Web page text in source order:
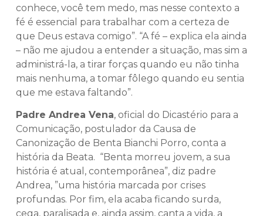
conhece, você tem medo, mas nesse contexto a
fé é essencial para trabalhar com a certeza de
que Deus estava comigo”. “A fé – explica ela ainda
– não me ajudou a entender a situação, mas sim a
administrá-la, a tirar forças quando eu não tinha
mais nenhuma, a tomar fôlego quando eu sentia
que me estava faltando”.
Padre Andrea Vena, oficial do Dicastério para a
Comunicação, postulador da Causa de
Canonização de Benta Bianchi Porro, conta a
história da Beata. “Benta morreu jovem, a sua
história é atual, contemporânea”, diz padre
Andrea, ”uma história marcada por crises
profundas. Por fim, ela acaba ficando surda,
cega, paralisada e, ainda assim, canta a vida, a